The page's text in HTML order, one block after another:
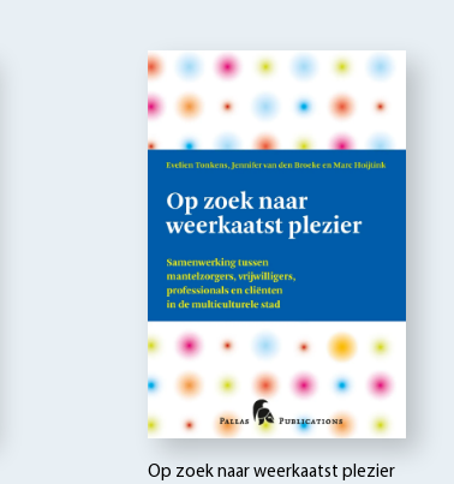
Op zoek naar weerkaatst plezier